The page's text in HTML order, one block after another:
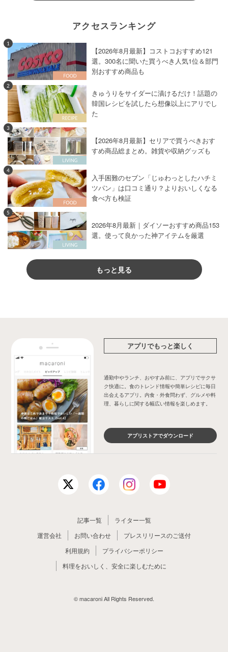
アクセスランキング
1
【2026年8月最新】コストコおすすめ121
選。300名に聞いた買うべき人気1位＆部門
別おすすめ商品も
2
きゅうりをサイダーに漬けるだけ！話題の
韓国レシピを試したら想像以上にアリでし
た
3
【2026年8月最新】セリアで買うべきおす
すめ商品総まとめ。雑貨や収納グッズも
4
入手困難のセブン「じゅわっとしたハチミ
ツパン」は口コミ通り？よりおいしくなる
食べ方も検証
5
2026年8月最新｜ダイソーおすすめ商品153
選。使って良かった神アイテムを厳選
もっと見る
アプリでもっと楽しく
通勤中やランチ、おやすみ前に、アプリでサクサ
ク快適に。食のトレンド情報や簡単レシピに毎日
出会えるアプリ。内食・外食問わず、グルメや料
理、暮らしに関する幅広い情報を楽しめます。
アプリストアでダウンロード
記事一覧
ライター一覧
運営会社
お問い合わせ
プレスリリースのご送付
利用規約
プライバシーポリシー
料理をおいしく、安全に楽しむために
© macaroni All Rights Reserved.